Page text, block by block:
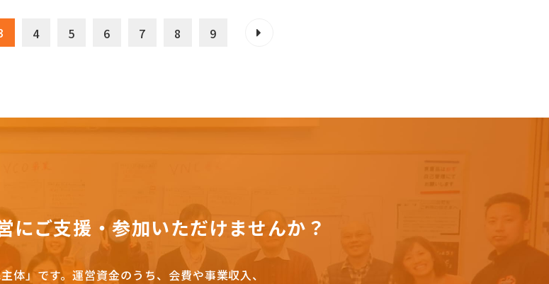
4 5 6 7 8 9
にご支援・参加いただけませんか？
体」です。 運営資金のうち、会費や事業収入、